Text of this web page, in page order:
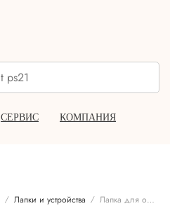
СЕРВИС КОМПАНИЯ
Лапки и устройства Лапка для обметочных операций Brother F015N